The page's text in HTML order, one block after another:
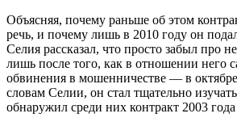
Объясняя, почему раньше об этом
речь, и почему лишь в 2010 году он
Селия рассказал, что просто забыл про
лишь после того, как в отношении него
обвинения в мошенничестве — в
словам Селии, он стал тщательно
обнаружил среди них контракт 2003